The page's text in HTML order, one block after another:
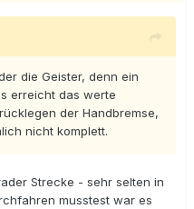
die Geister, denn ein
erreicht das werte
der Handbremse,
nicht komplett.
Strecke - sehr selten in
musstest war es